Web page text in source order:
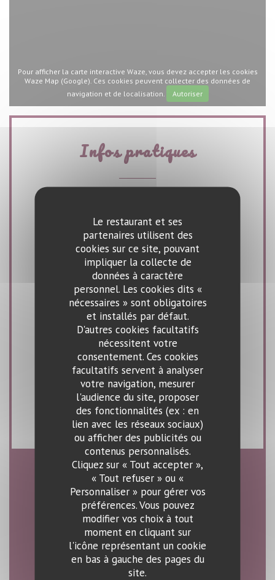
Le restaurant et ses
partenaires utilisent des
cookies sur ce site, pouvant
impliquer la collecte de
données à caractère
personnel. Les cookies dits «
nécessaires » sont obligatoires
et installés par défaut.
D'autres cookies facultatifs
nécessitent votre
consentement. Ces cookies
facultatifs servent à analyser
votre navigation, mesurer
l'audience du site, proposer
des fonctionnalités (ex : en
lien avec les réseaux sociaux)
ou afficher des publicités ou
contenus personnalisés.
Cliquez sur « Tout accepter »,
« Tout refuser » ou «
Personnaliser » pour gérer vos
préférences. Vous pouvez
modifier vos choix à tout
moment en cliquant sur
l'icône représentant un cookie
en bas à gauche des pages du
site.
Pour afficher la carte interactive Waze, vous devez accepter les cookies
Waze Map (Google). Ces cookies peuvent collecter des données de
navigation et de localisation.
Autoriser
Infos pratiques
Française Traditionnelle
Type de restaurant
Bistrot - Brasserie, Restaurant Traditionnel
Services
Terrasse, Air conditionné - Climatisation
Moyens de paiement
Amex, Ticket Restaurant, Paiement Sans
Contact, Eurocard/Mastercard, Titres restaurant,
Espèces, Visa, American Express, Carte Bleue
Horaires
Lun-Sam
11h00 - 23h00